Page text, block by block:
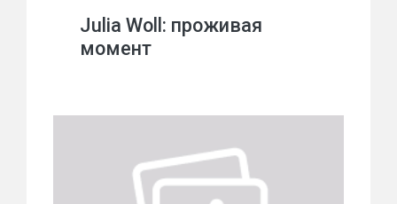
Julia Woll: проживая
момент